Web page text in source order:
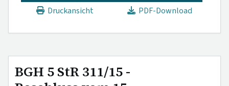
Druckansicht
PDF-Download
BGH 5 StR 311/15 -